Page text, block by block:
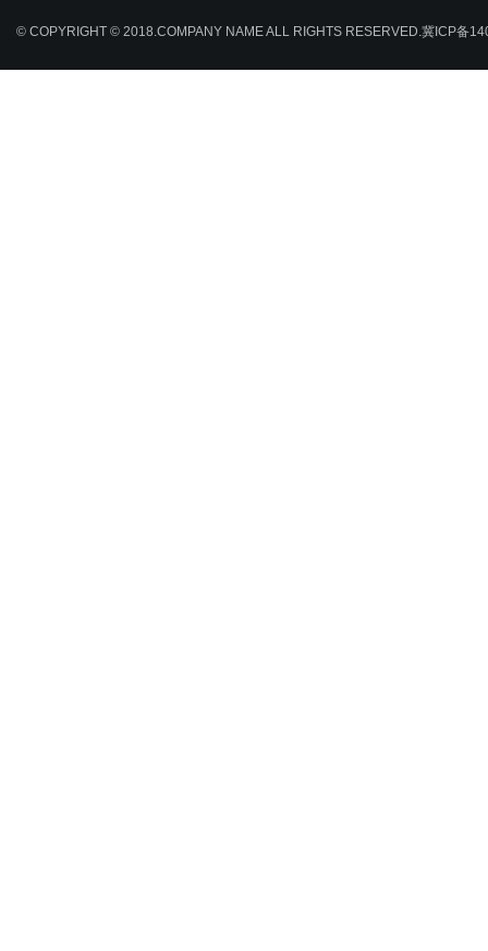
© COPYRIGHT © 2018.COMPANY NAME ALL RIGHTS RESERVED.冀ICP备